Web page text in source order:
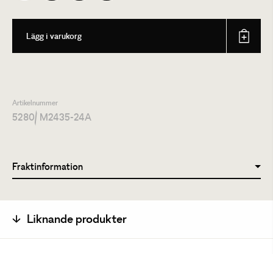
Lägg i varukorg
Artikelnummer
5280/ M2435-24A
Fraktinformation
Liknande produkter